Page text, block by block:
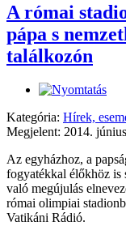
A római
pápa s
találkozón
Kategória: Hírek,
Megjelent: 2014.
Az egyházhoz, a
fogyatékkal élőkhöz is
való megújulás
római olimpiai
Vatikáni Rádió.